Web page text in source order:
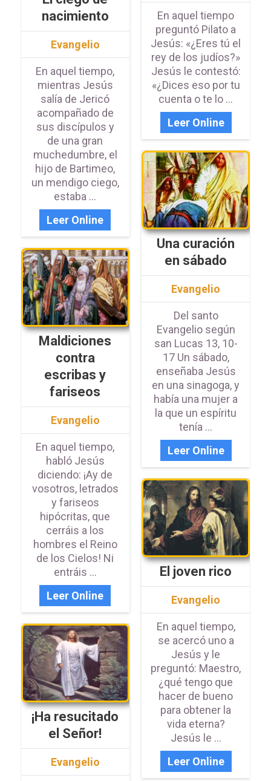
En aquel tiempo
preguntó Pilato a
Jesús: «¿Eres tú el
rey de los judíos?»
Jesús le contestó:
«¿Dices eso por tu
cuenta o te lo ...
Leer Online
nacimiento
Evangelio
En aquel tiempo,
mientras Jesús
salía de Jericó
acompañado de
sus discípulos y
de una gran
muchedumbre, el
hijo de Bartimeo,
un mendigo ciego,
estaba ...
Leer Online
Una curación
en sábado
Evangelio
Del santo
Evangelio según
san Lucas 13, 10-
17 Un sábado,
enseñaba Jesús
en una sinagoga, y
había una mujer a
la que un espíritu
tenía ...
Leer Online
Maldiciones
contra
escribas y
fariseos
Evangelio
En aquel tiempo,
habló Jesús
diciendo: ¡Ay de
vosotros, letrados
y fariseos
hipócritas, que
cerráis a los
hombres el Reino
de los Cielos! Ni
entráis ...
Leer Online
El joven rico
Evangelio
En aquel tiempo,
se acercó uno a
Jesús y le
preguntó: Maestro,
¿qué tengo que
hacer de bueno
para obtener la
vida eterna?
Jesús le ...
Leer Online
¡Ha resucitado
el Señor!
Evangelio